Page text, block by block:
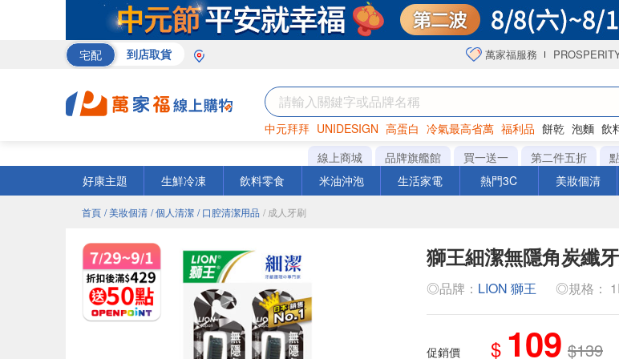
宅配 到店取貨 萬家福服務
中元拜拜 UNIDESIGN 高蛋白 冷氣最高省萬 福利品 餅乾 泡麵 飲
罐頭 咖啡 海苔
線上商城 品牌旗艦館 買一送一 第二件五折
好康主題
生鮮冷凍 飲料零食 米油沖泡 生活家電 熱門3C 美妝個清
首頁 / 美妝個清 / 個人清潔 / 口腔清潔用品 / 成人牙刷
獅王細潔無隱角炭纖
◎品牌： LION 獅王 ◎規格：
促銷價 $ 109 $139